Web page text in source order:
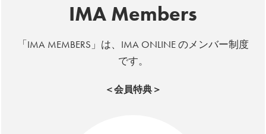
IMA Members
「IMA MEMBERS」は、IMA ONLINE のメンバー制度
です。
＜会員特典＞